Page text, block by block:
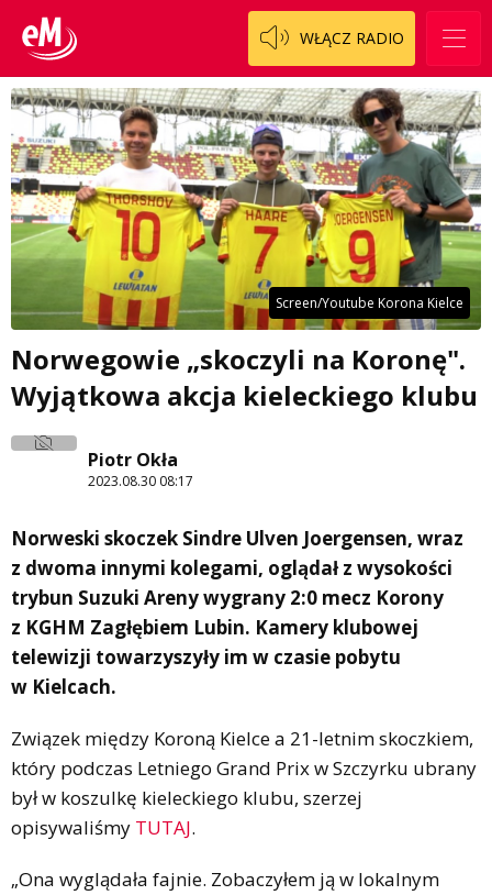
WŁĄCZ RADIO
Screen/Youtube Korona Kielce
Norwegowie „skoczyli na Koronę".
Wyjątkowa akcja kieleckiego klubu
Piotr Okła
2023.08.30 08:17
Norweski skoczek Sindre Ulven Joergensen, wraz
z dwoma innymi kolegami, oglądał z wysokości
trybun Suzuki Areny wygrany 2:0 mecz Korony
z KGHM Zagłębiem Lubin. Kamery klubowej
telewizji towarzyszyły im w czasie pobytu
w Kielcach.
Związek między Koroną Kielce a 21-letnim skoczkiem,
który podczas Letniego Grand Prix w Szczyrku ubrany
był w koszulkę kieleckiego klubu, szerzej
opisywaliśmy TUTAJ.
„Ona wyglądała fajnie. Zobaczyłem ją w lokalnym